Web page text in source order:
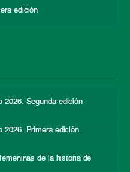
edición
2026. Segunda edición
2026. Primera edición
de la historia de